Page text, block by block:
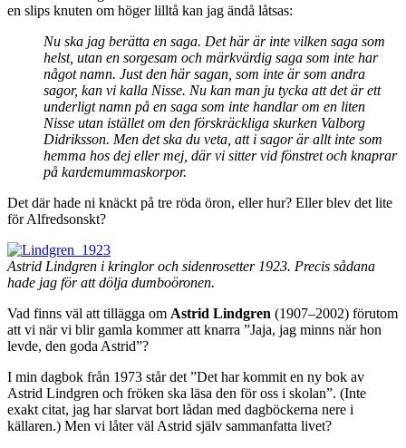
en slips knuten om höger lilltå kan jag ändå låtsas:
Nu ska jag berätta en saga. Det här är inte vilken saga som
helst, utan en sorgesam och märkvärdig saga som inte har
något namn. Just den här sagan, som inte är som andra
sagor, kan vi kalla Nisse. Nu kan man ju tycka att det är ett
underligt namn på en saga som inte handlar om en liten
Nisse utan istället om den förskräckliga skurken Valborg
Didriksson. Men det ska du veta, att i sagor är allt inte som
hemma hos dej eller mej, där vi sitter vid fönstret och knaprar
på kardemummaskorpor.
Det där hade ni knäckt på tre röda öron, eller hur? Eller blev det lite
för Alfredsonskt?
Astrid Lindgren i kringlor och sidenrosetter 1923. Precis sådana
hade jag för att dölja dumboöronen.
Vad finns väl att tillägga om Astrid Lindgren (1907–2002) förutom
att vi när vi blir gamla kommer att knarra ”Jaja, jag minns när hon
levde, den goda Astrid”?
I min dagbok från 1973 står det ”Det har kommit en ny bok av
Astrid Lindgren och fröken ska läsa den för oss i skolan”. (Inte
exakt citat, jag har slarvat bort lådan med dagböckerna nere i
källaren.) Men vi låter väl Astrid själv sammanfatta livet?